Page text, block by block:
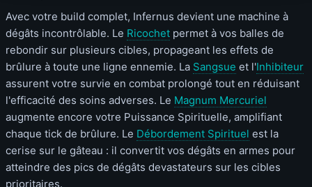
Avec votre build complet, Infernus devient une machine à
dégâts incontrôlable. Le Ricochet permet à vos balles de
rebondir sur plusieurs cibles, propageant les effets de
brûlure à toute une ligne ennemie. La Sangsue et l'Inhibiteur
assurent votre survie en combat prolongé tout en réduisant
l'efficacité des soins adverses. Le Magnum Mercuriel
augmente encore votre Puissance Spirituelle, amplifiant
chaque tick de brûlure. Le Débordement Spirituel est la
cerise sur le gâteau : il convertit vos dégâts en armes pour
atteindre des pics de dégâts devastateurs sur les cibles
prioritaires.